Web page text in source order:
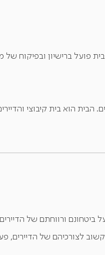
קיימת מחלקה סיעודית אחת הכוללת 28 דיירים. הבית
הבית הוא בית קיבוצי
ורווחתם של
לצורכיהם של הדיירים,